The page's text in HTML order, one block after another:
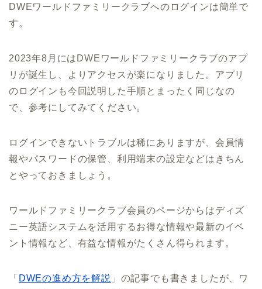
DWEワールドファミリークラブへのログインは簡単で
す。
2023年8月にはDWEワールドファミリークラブのアプ
リが誕生し、よりアクセスが楽になりました。アプリ
のログインも今回説明した手順とまったく同じなの
で、参考にしてみてください。
ログインできないトラブルは稀にありますが、会員情
報やパスワードの保管、利用端末の設定などはきちん
とやっておきましょう。
ワールドファミリークラブ会員のページからはディズ
ニー英語システムを活用するお得な情報や最新のイベ
ント情報など、有益な情報がたくさん得られます。
「 DWEの進め方を解説 」の記事でも書きましたが、ワ